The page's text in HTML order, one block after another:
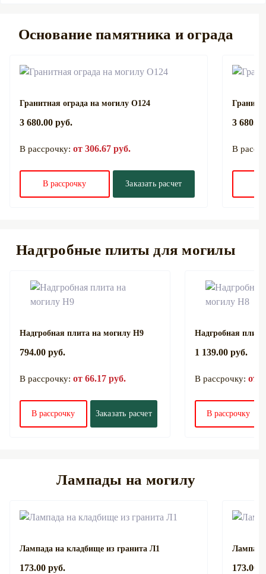
Основание памятника и ограда
Гранитная ограда на могилу О124
3 680.00 руб.
В рассрочку: от 306.67 руб.
В рассрочку Заказать расчет
3
В
Надгробные плиты для могилы
Надгробная плита на могилу Н9
794.00 руб.
В рассрочку: от 66.17 руб.
В рассрочку Заказать расчет
Надгробная
1 139.00 руб.
В рассрочку: от
В рассрочку
Лампады на могилу
Лампада на кладбище из гранита Л1
173.00 руб. 173.00